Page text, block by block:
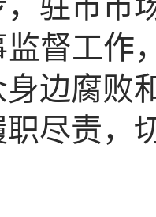
监督工作
边腐败
尽责，